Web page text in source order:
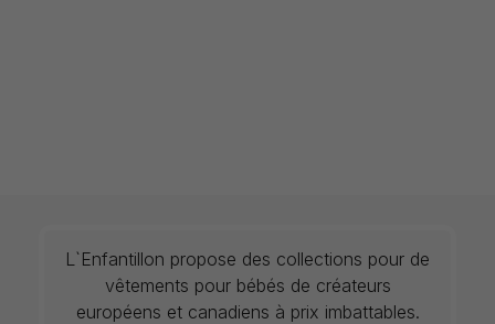
L`Enfantillon propose des collections pour de
vêtements pour bébés de créateurs
européens et canadiens à prix imbattables.